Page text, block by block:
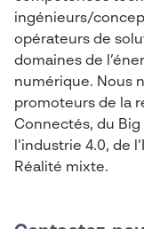
ingénieurs/
opérateurs de
domaines de
numérique. Nous
promoteurs de la
Connectés, du
l’industrie 4.0, de
Réalité mixte.